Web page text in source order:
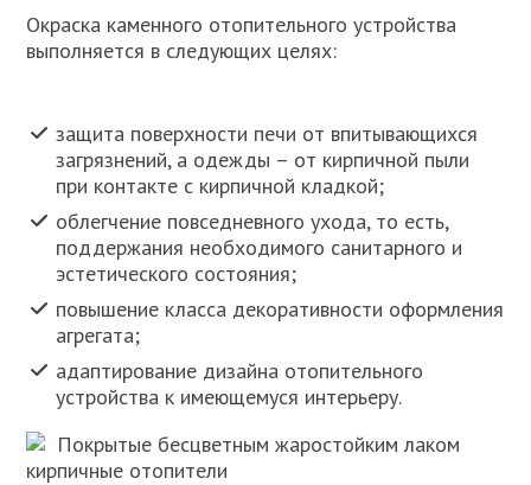
Окраска каменного отопительного устройства
выполняется в следующих целях:
защита поверхности печи от впитывающихся
загрязнений, а одежды – от кирпичной пыли
при контакте с кирпичной кладкой;
облегчение повседневного ухода, то есть,
поддержания необходимого санитарного и
эстетического состояния;
повышение класса декоративности оформления
агрегата;
адаптирование дизайна отопительного
устройства к имеющемуся интерьеру.
Покрытые бесцветным жаростойким лаком
кирпичные отопители